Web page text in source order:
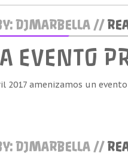
DJMARBELLA //
EVENTO
2017 amenizamos un
DJMARBELLA //